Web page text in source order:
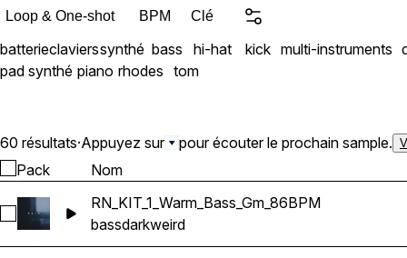
en utilisant des
analogique et des
collection de sons qui
fondations musicales
de batterie et percussions • 31 mélodies, accords et textures • Clef et
Loop & One-shot BPM Clé
batterieclavierssynthé bass hi-hat kick multi-instruments
pad synthé piano rhodes tom
60 résultats·Appuyez sur pour écouter le prochain sample.
Pack Nom
Sélectionnez RN_KIT_1_Warm_Bass_Gm_86BPM
RN_KIT_1_Warm_Bass_Gm_86BPM
bassdarkweird